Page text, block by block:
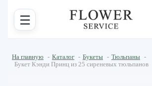
☰
На главную - Каталог - Букеты - Тюльпаны -
Букет Кэнди Принц из 25 сиреневых тюльпанов